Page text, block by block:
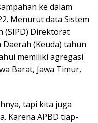
ke dalam
Menurut data Sistem
(SIPD) Direktorat
(Keuda) tahun
memiliki agregasi
Barat, Jawa Timur,
tapi kita juga
Karena APBD tiap-